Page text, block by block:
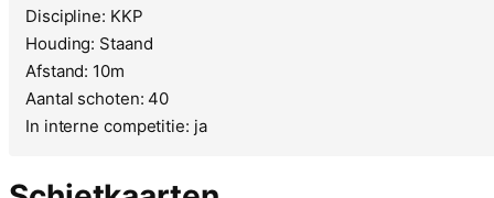
Discipline: KKP
Houding: Staand
Afstand: 10m
Aantal schoten: 40
In interne competitie: ja